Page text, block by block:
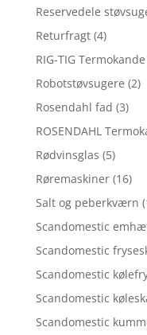
Reservedele
Returfragt (4)
RIG-TIG Termokande
Robotstøvsugere (2)
Rosendahl fad (3)
ROSENDAHL
Rødvinsglas (5)
Røremaskiner (16)
Salt og peberkværn
Scandomestic
Scandomestic
Scandomestic
Scandomestic
Scandomestic